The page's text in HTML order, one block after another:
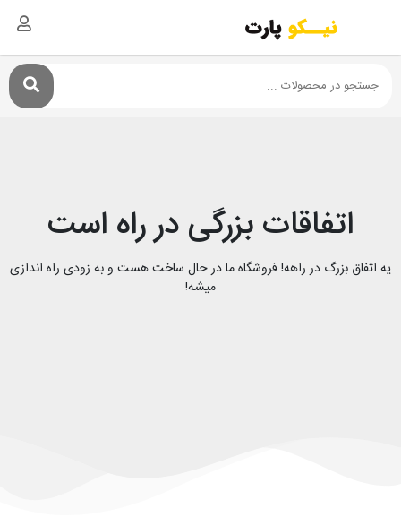
اتفاقات بزرگی در راه است
یه اتفاق بزرگ در راهه! فروشگاه ما در حال ساخت هست و به زودی راه اندازی
میشه!